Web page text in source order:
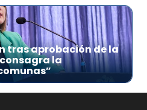
tras aprobación de la
la